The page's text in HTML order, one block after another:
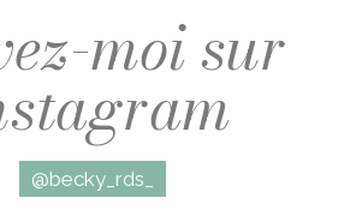
moi sur
@becky_rds_